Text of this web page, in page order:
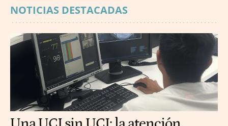
NOTICIAS DESTACADAS